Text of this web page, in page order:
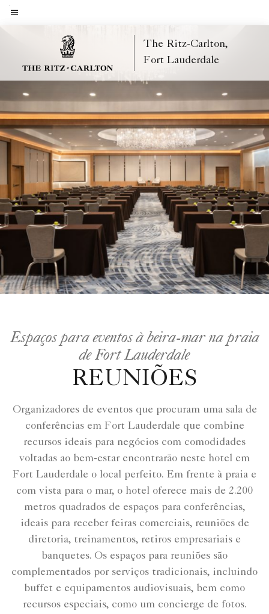
Skip
Texto do menu
The Ritz-Carlton,
Fort Lauderdale
Espaços para eventos à beira-mar na praia
de Fort Lauderdale
REUNIÕES
Organizadores de eventos que procuram uma sala de
conferências em Fort Lauderdale que combine
recursos ideais para negócios com comodidades
voltadas ao bem-estar encontrarão neste hotel em
Fort Lauderdale o local perfeito. Em frente à praia e
com vista para o mar, o hotel oferece mais de 2.200
metros quadrados de espaços para conferências,
ideais para receber feiras comerciais, reuniões de
diretoria, treinamentos, retiros empresariais e
banquetes. Os espaços para reuniões são
complementados por serviços tradicionais, incluindo
buffet e equipamentos audiovisuais, bem como
recursos especiais, como um concierge de fotos.